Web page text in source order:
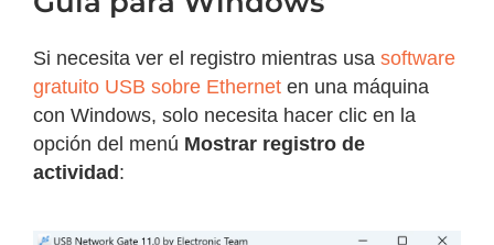
Si necesita ver el registro mientras usa software
gratuito USB sobre Ethernet en una máquina
con Windows, solo necesita hacer clic en la
opción del menú Mostrar registro de
actividad :